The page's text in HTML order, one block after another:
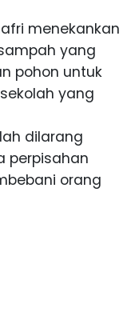
menekankan
yang
pohon untuk
yang
dilarang
perpisahan
orang